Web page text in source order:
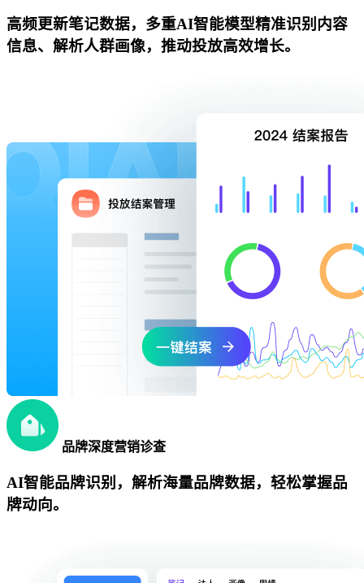
高频更新笔记数据，多重AI智能模型精准识别内容
信息、解析人群画像，推动投放高效增长。
品牌深度营销诊查
AI智能品牌识别，解析海量品牌数据，轻松掌握品
牌动向。